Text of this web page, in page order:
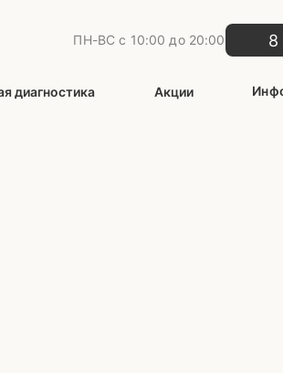
ПН-ВС с 10:00 до 20:00 8
диагностика Акции